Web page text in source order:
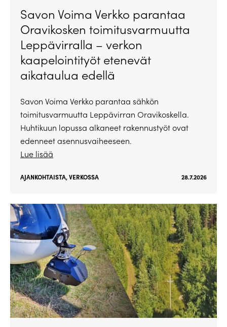
Savon Voima Verkko parantaa
Oravikosken toimitusvarmuutta
Leppävirralla – verkon
kaapelointityöt etenevät
aikataulua edellä
Savon Voima Verkko parantaa sähkön
toimitusvarmuutta Leppävirran Oravikoskella.
Huhtikuun lopussa alkaneet rakennustyöt ovat
edenneet asennusvaiheeseen.
Lue lisää
AJANKOHTAISTA,VERKOSSA 28.7.2026